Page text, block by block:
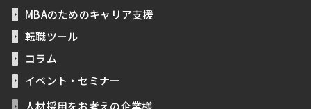
MBAのためのキャリア支援
転職ツール
コラム
イベント・セミナー
人材採用をお考えの企業様